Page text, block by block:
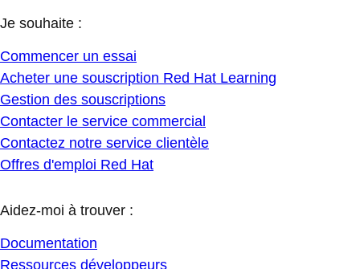
Je souhaite :
Commencer un essai
Acheter une souscription Red Hat Learning
Gestion des souscriptions
Contacter le service commercial
Contactez notre service clientèle
Offres d'emploi Red Hat
Aidez-moi à trouver :
Documentation
Ressources développeurs